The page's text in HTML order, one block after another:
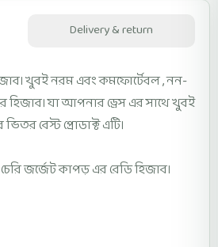
Delivery & return
খুবই নরম এবং কমফোর্টেবল , নন-
হিজাব। যা আপনার ড্রেস এর সাথে খুবই
বেস্ট প্রোডাক্ট এটি।
জর্জেট কাপড় এর রেডি হিজাব।